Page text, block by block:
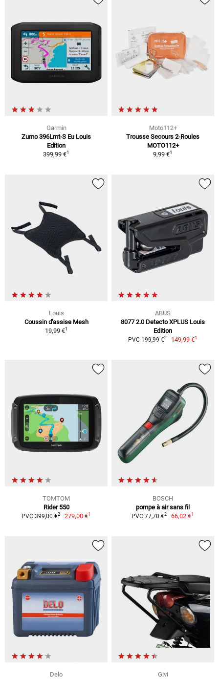
Garmin
Zumo 396Lmt-S Eu Louis
Edition
399,99 €1
Moto112+
Trousse Secours 2-Roules
MOTO112+
9,99 €1
Louis
Coussin d'assise Mesh
19,99 €1
ABUS
8077 2.0 Detecto XPLUS Louis
Edition
PVC 199,99 €2 149,99 €1
TOMTOM
Rider 550
PVC 399,00 €2 279,00 €1
BOSCH
pompe à air sans fil
PVC 77,70 €2 66,02 €1
Delo
Givi